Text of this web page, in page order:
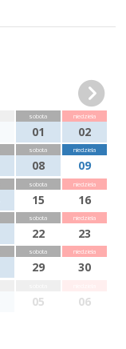
sobota
01
niedziela
02
sobota
08
niedziela
09
sobota
15
niedziela
16
sobota
22
niedziela
23
sobota
29
niedziela
30
05 06